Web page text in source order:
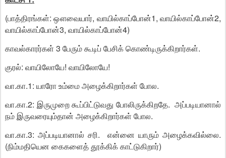
(பாத்திரங்கள்: ஔவையார், வாயில்காப்போன்1, வாயில்காப்போன்2,
வாயில்காப்போன்3, வாயில்காப்போன்4)
காவல்காரர்கள் 3 பேரும் கூடிப் பேசிக் கொண்டிருக்கிறார்கள்.
குரல்: வாயிலோயே! வாயிலோயே!
வா.கா.1: யாரோ உம்மை அழைக்கிறார்கள் போல.
வா.கா.2: இருமுறை கூப்பிட்டுவது போலிருக்கிறதே. அப்படியானால்
நம் இருவரையும்தான் அழைக்கிறார்கள் போல.
வா.கா.3: அப்படியானால் சரி. என்னை யாரும் அழைக்கவில்லை.
(நிம்மதியென கைகளைத் தூக்கிக் காட்டுகிறார்)